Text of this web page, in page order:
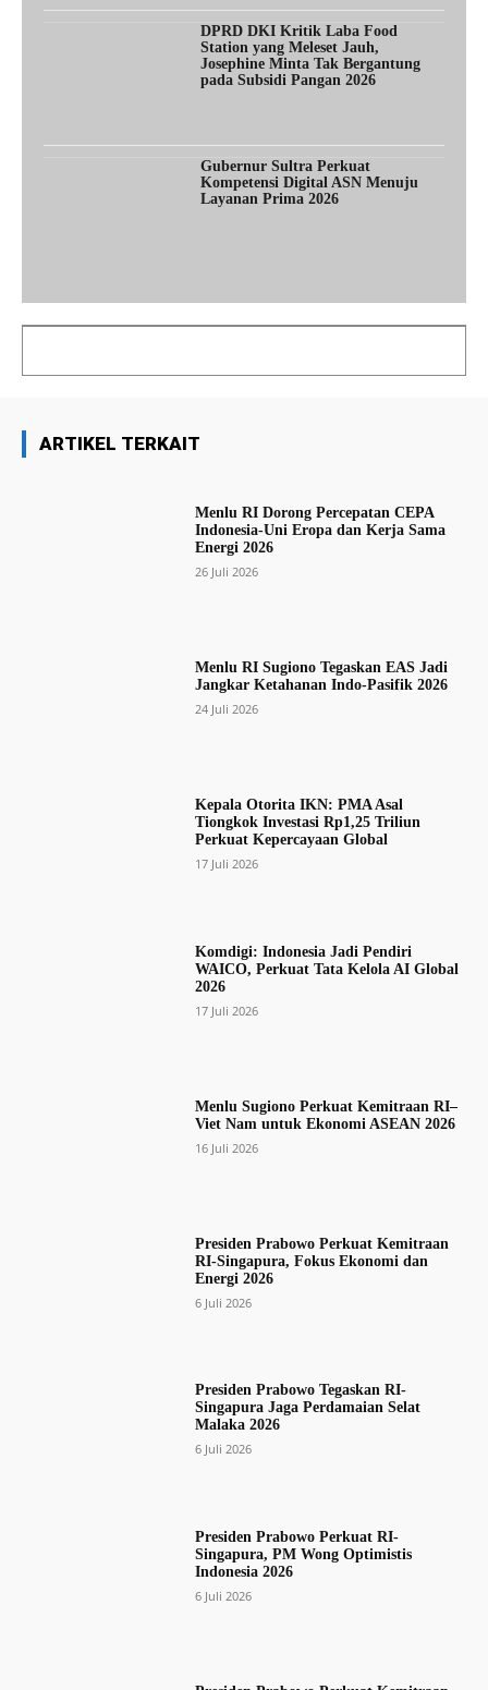
DPRD DKI Kritik Laba Food
Station yang Meleset Jauh,
Josephine Minta Tak Bergantung
pada Subsidi Pangan 2026
Gubernur Sultra Perkuat
Kompetensi Digital ASN Menuju
Layanan Prima 2026
ARTIKEL TERKAIT
Menlu RI Dorong Percepatan CEPA
Indonesia-Uni Eropa dan Kerja Sama
Energi 2026
26 Juli 2026
Menlu RI Sugiono Tegaskan EAS Jadi
Jangkar Ketahanan Indo-Pasifik 2026
24 Juli 2026
Kepala Otorita IKN: PMA Asal
Tiongkok Investasi Rp1,25 Triliun
Perkuat Kepercayaan Global
17 Juli 2026
Komdigi: Indonesia Jadi Pendiri
WAICO, Perkuat Tata Kelola AI Global
2026
17 Juli 2026
Menlu Sugiono Perkuat Kemitraan RI–
Viet Nam untuk Ekonomi ASEAN 2026
16 Juli 2026
Presiden Prabowo Perkuat Kemitraan
RI-Singapura, Fokus Ekonomi dan
Energi 2026
6 Juli 2026
Presiden Prabowo Tegaskan RI-
Singapura Jaga Perdamaian Selat
Malaka 2026
6 Juli 2026
Presiden Prabowo Perkuat RI-
Singapura, PM Wong Optimistis
Indonesia 2026
6 Juli 2026